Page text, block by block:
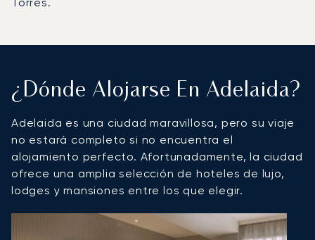
¿Dónde Alojarse En Adelaida?
Adelaida es una ciudad maravillosa, pero su viaje
no estará completo si no encuentra el
alojamiento perfecto. Afortunadamente, la ciudad
ofrece una amplia selección de hoteles de lujo,
lodges y mansiones entre los que elegir.